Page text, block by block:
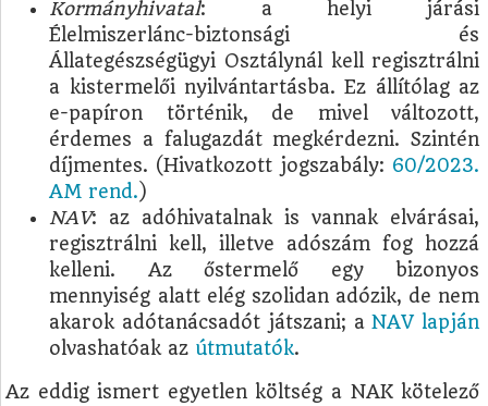
Kormányhivatal: a helyi járási
Élelmiszerlánc-biztonsági és
Állategészségügyi Osztálynál kell regisztrálni
a kistermelői nyilvántartásba. Ez állítólag az
e-papíron történik, de mivel változott,
érdemes a falugazdát megkérdezni. Szintén
díjmentes. (Hivatkozott jogszabály: 60/2023.
AM rend. )
NAV: az adóhivatalnak is vannak elvárásai,
regisztrálni kell, illetve adószám fog hozzá
kelleni. Az őstermelő egy bizonyos
mennyiség alatt elég szolidan adózik, de nem
akarok adótanácsadót játszani; aNAV lapján
olvashatóak az útmutatók.
Az eddig ismert egyetlen költség a NAK kötelező